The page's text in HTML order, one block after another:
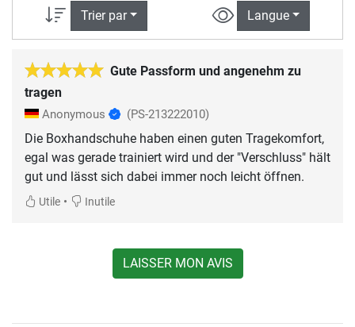
Trier par Langue
Gute Passform und angenehm zu
tragen
Anonymous (PS-213222010)
Die Boxhandschuhe haben einen guten Tragekomfort,
egal was gerade trainiert wird und der "Verschluss" hält
gut und lässt sich dabei immer noch leicht öffnen.
Utile • Inutile
LAISSER MON AVIS